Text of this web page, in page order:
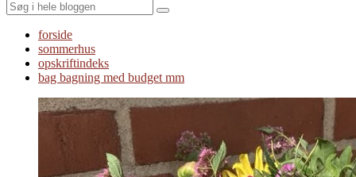
Search
forside
sommerhus
opskriftindeks
bag bagning med budget mm